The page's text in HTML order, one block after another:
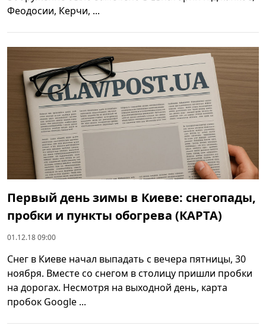
Феодосии, Керчи, ...
Первый день зимы в Киеве: снегопады,
пробки и пункты обогрева (КАРТА)
01.12.18 09:00
Снег в Киеве начал выпадать с вечера пятницы, 30
ноября. Вместе со снегом в столицу пришли пробки
на дорогах. Несмотря на выходной день, карта
пробок Google ...